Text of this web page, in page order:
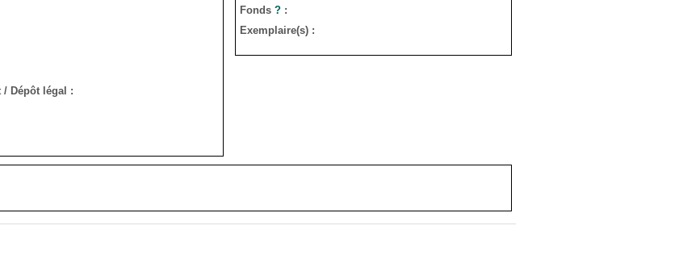
/ Dépôt légal :
Fonds ? :
Exemplaire(s) :